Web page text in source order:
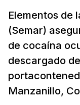
Elementos de
(Semar)
de cocaína
descargado
Manzanillo,